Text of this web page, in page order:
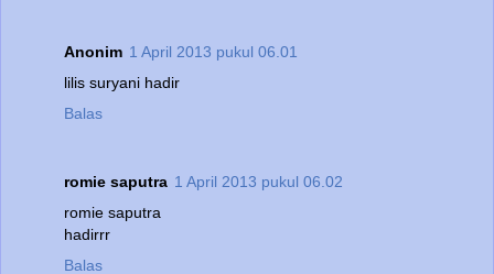
Anonim 1 April 2013 pukul 06.01
lilis suryani hadir
Balas
romie saputra 1 April 2013 pukul 06.02
romie saputra
hadirrr
Balas